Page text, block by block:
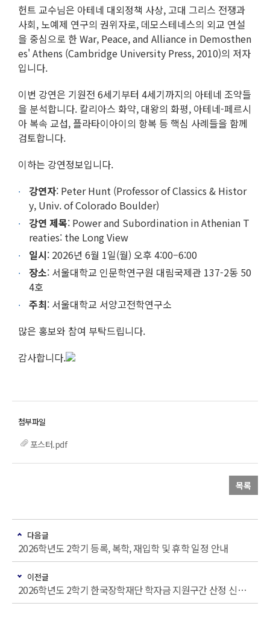
헌트 교수님은 아테네 대외정책 사상, 고대 그리스 전쟁과
사회, 노예제 연구의 권위자로, 데모스테네스의 외교 연설
을 중심으로 한War, Peace, and Alliance in Demosthen
es' Athens (Cambridge University Press, 2010)의 저자
입니다.
이번 강연은 기원전 6세기부터 4세기까지의 아테네 조약들
을 분석합니다. 칼리아스 화약, 대왕의 화평, 아테네-페르시
아 복속 교섭, 플라타이아이의 항복 등 핵심 사례들을 함께
검토합니다.
이하는 강연정보입니다.
강연자: Peter Hunt (Professor of Classics & Histor
y, Univ. of Colorado Boulder)
강연 제목: Power and Subordination in Athenian T
reaties: the Long View
일시: 2026년 6월 1일(월) 오후 4:00–6:00
장소: 서울대학교 인문학연구원 대림국제관 137-2동 50
4호
주최: 서울대학교 서양고전학연구소
많은 홍보와 참여 부탁드립니다.
감사합니다.
포스터.pdf
목록
다음글
2026학년도 2학기 등록, 복학, 재입학 및 휴학 일정 안내
이전글
2026학년도 2학기 한국장학재단 학자금 지원구간 산정 신청 안내